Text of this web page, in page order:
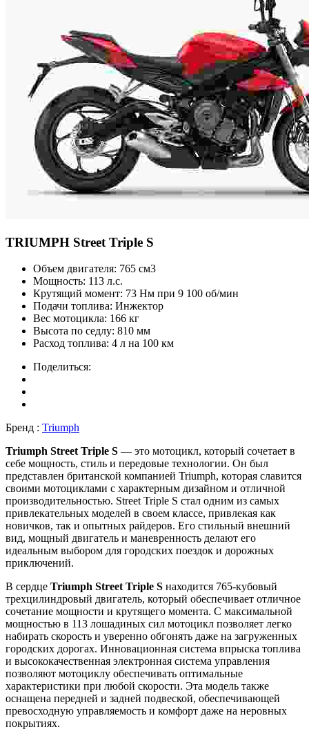
TRIUMPH Street Triple S
Объем двигателя: 765 см3
Мощность: 113 л.с.
Крутящий момент: 73 Нм при 9 100 об/мин
Подачи топлива: Инжектор
Вес мотоцикла: 166 кг
Высота по седлу: 810 мм
Расход топлива: 4 л на 100 км
Поделиться:
Бренд : Triumph
Triumph Street Triple S — это мотоцикл, который сочетает в
себе мощность, стиль и передовые технологии. Он был
представлен британской компанией Triumph, которая славится
своими мотоциклами с характерным дизайном и отличной
производительностью. Street Triple S стал одним из самых
привлекательных моделей в своем классе, привлекая как
новичков, так и опытных райдеров. Его стильный внешний
вид, мощный двигатель и маневренность делают его
идеальным выбором для городских поездок и дорожных
приключений.
В сердце Triumph Street Triple S находится 765-кубовый
трехцилиндровый двигатель, который обеспечивает отличное
сочетание мощности и крутящего момента. С максимальной
мощностью в 113 лошадиных сил мотоцикл позволяет легко
набирать скорость и уверенно обгонять даже на загруженных
городских дорогах. Инновационная система впрыска топлива
и высококачественная электронная система управления
позволяют мотоциклу обеспечивать оптимальные
характеристики при любой скорости. Эта модель также
оснащена передней и задней подвеской, обеспечивающей
превосходную управляемость и комфорт даже на неровных
покрытиях.